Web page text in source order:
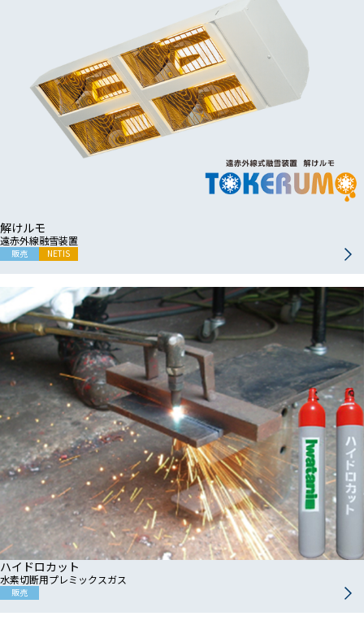
解けルモ
遠赤外線融雪装置
販売 NETIS
ハイドロカット
水素切断用プレミックスガス
販売